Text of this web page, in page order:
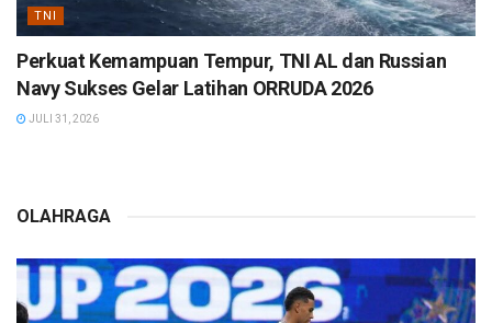
TNI
Perkuat Kemampuan Tempur, TNI AL dan Russian
Navy Sukses Gelar Latihan ORRUDA 2026
JULI 31, 2026
OLAHRAGA